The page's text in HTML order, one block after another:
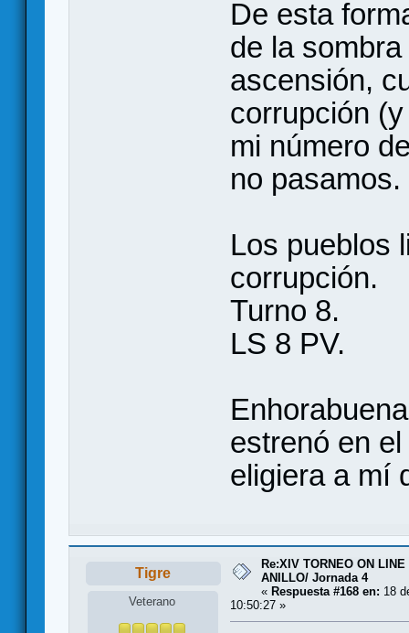
De esta
de la
ascensión,
corrupción
mi número
no pasamos.
Los pueblos
corrupción.
Turno 8.
LS 8 PV.
estrenó en
eligiera a
Tigre
Veterano
Re:XIV TORNEO ON
ANILLO/ Jornada 4
« Respuesta #168 en: 18
10:50:27 »